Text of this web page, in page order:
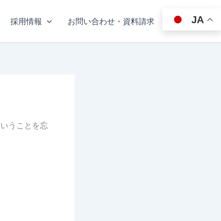
採用情報 お問い合わせ・資料請求 JA
うことを忘